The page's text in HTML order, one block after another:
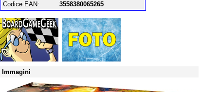
Codice EAN:
3558380065265
Immagini